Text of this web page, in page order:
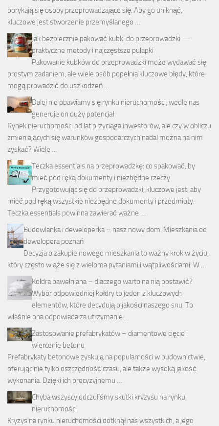
borykają się osoby przeprowadzające się. Aby go uniknąć,
kluczowe jest stworzenie przemyślanego …
Jak bezpiecznie pakować kubki do przeprowadzki —
praktyczne metody i najczęstsze pułapki
Pakowanie kubków do przeprowadzki może wydawać się
prostym zadaniem, ale wiele osób popełnia kluczowe błędy, które
mogą prowadzić do uszkodzeń …
Dalej nie obawiamy się rynku nieruchomości, wedle nas
generuje on duży potencjał
Rynek nieruchomości od lat przyciąga inwestorów, ale czy w obliczu
zmieniających się warunków gospodarczych nadal można na nim
zyskać? Wiele …
Teczka essentials na przeprowadzkę: co spakować, by
mieć pod ręką dokumenty i niezbędne rzeczy
Przygotowując się do przeprowadzki, kluczowe jest, aby
mieć pod ręką wszystkie niezbędne dokumenty i przedmioty.
Teczka essentials powinna zawierać ważne …
Budowlanka i deweloperka – nasz nowy dom. Mieszkania od
dewelopera poznań
Decyzja o zakupie nowego mieszkania to ważny krok w życiu,
który często wiąże się z wieloma pytaniami i wątpliwościami. W …
Kołdra bawełniana – dlaczego warto na nią postawić?
Wybór odpowiedniej kołdry to jeden z kluczowych
elementów, które decydują o jakości naszego snu. To
właśnie ona odpowiada za utrzymanie …
Zastosowanie prefabrykatów – diamentowe cięcie i
wiercenie betonu
Prefabrykaty betonowe zyskują na popularności w budownictwie,
oferując nie tylko oszczędność czasu, ale także wysoką jakość
wykonania. Dzięki ich precyzyjnemu …
Chyba wszyscy odczuliśmy skutki kryzysu na rynku
nieruchomości
Kryzys na rynku nieruchomości dotknął nas wszystkich, a jego